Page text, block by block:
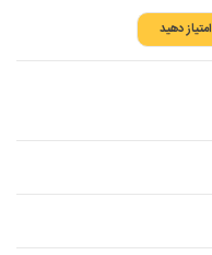
امتیاز دهید